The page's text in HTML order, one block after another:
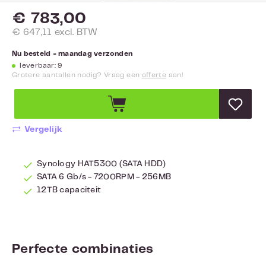
€ 783,00
€ 647,11 excl. BTW
Nu besteld = maandag verzonden
leverbaar: 9
Grotere aantallen nodig? Vraag een offerte aan!
Vergelijk
Synology HAT5300 (SATA HDD)
SATA 6 Gb/s - 7200RPM - 256MB
12TB capaciteit
Perfecte combinaties